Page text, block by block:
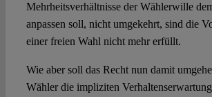
Mehrheitsverhältnisse der Wählerwille
anpassen soll, nicht umgekehrt, sind die
einer freien Wahl nicht mehr erfüllt.
Wie aber soll das Recht nun damit
Wähler die impliziten